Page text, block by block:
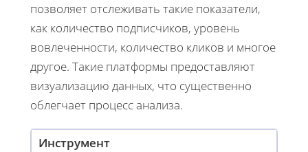
позволяет отслеживать такие показатели,
как количество подписчиков, уровень
вовлеченности, количество кликов и многое
другое. Такие платформы предоставляют
визуализацию данных, что существенно
облегчает процесс анализа.
Инструмент